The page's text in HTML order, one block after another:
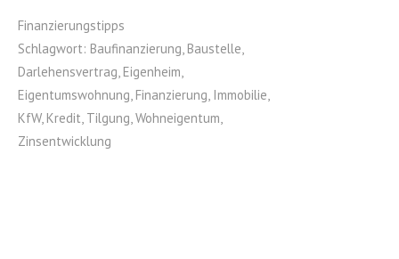
Finanzierungstipps
Schlagwort: Baufinanzierung, Baustelle,
Darlehensvertrag, Eigenheim,
Eigentumswohnung, Finanzierung, Immobilie,
KfW, Kredit, Tilgung,Wohneigentum,
Zinsentwicklung